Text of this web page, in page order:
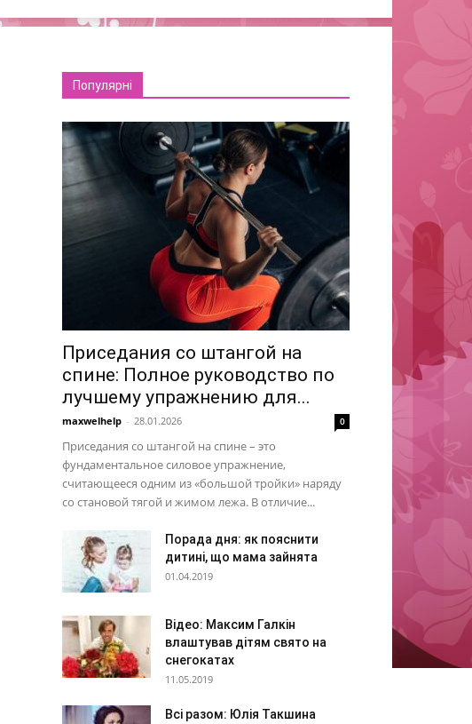
Популярні
Приседания со штангой на
спине: Полное руководство по
лучшему упражнению для...
maxwelhelp - 28.01.2026 0
Приседания со штангой на спине – это
фундаментальное силовое упражнение,
считающееся одним из «большой тройки» наряду
со становой тягой и жимом лежа. В отличие...
Порада дня: як пояснити
дитині, що мама зайнята
01.04.2019
Відео: Максим Галкін
влаштував дітям свято на
снегокатах
11.05.2019
Всі разом: Юлія Такшина